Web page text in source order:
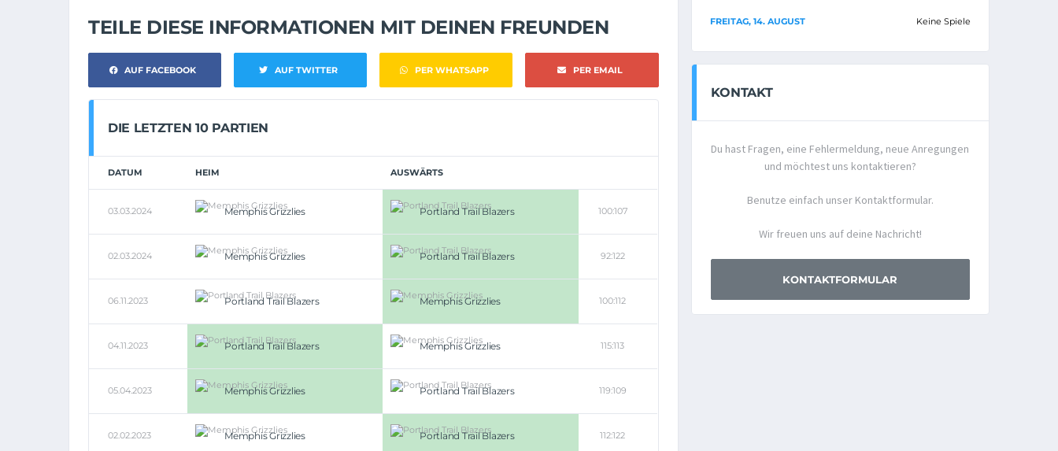
TEILE DIESE INFORMATIONEN MIT DEINEN FREUNDEN
AUF FACEBOOK AUF TWITTER PER WHATSAPP PER EMAIL
DIE LETZTEN 10 PARTIEN
DATUM HEIM AUSWÄRTS
03.03.2024 Memphis Grizzlies Portland Trail Blazers 100:107
02.03.2024 Memphis Grizzlies Portland Trail Blazers 92:122
06.11.2023 Portland Trail Blazers Memphis Grizzlies 100:112
04.11.2023 Portland Trail Blazers Memphis Grizzlies 115:113
05.04.2023 Memphis Grizzlies Portland Trail Blazers 119:109
02.02.2023 Memphis Grizzlies Portland Trail Blazers 112:122
FREITAG, 14. AUGUST Keine Spiele
KONTAKT
Du hast Fragen, eine Fehlermeldung, neue Anregungen
und möchtest uns kontaktieren?
Benutze einfach unser Kontaktformular.
Wir freuen uns auf deine Nachricht!
KONTAKTFORMULAR